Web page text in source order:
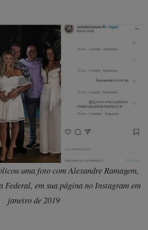
uma foto com Alexandre Ramagem,
Federal, em sua página no Instagram em
janeiro de 2019